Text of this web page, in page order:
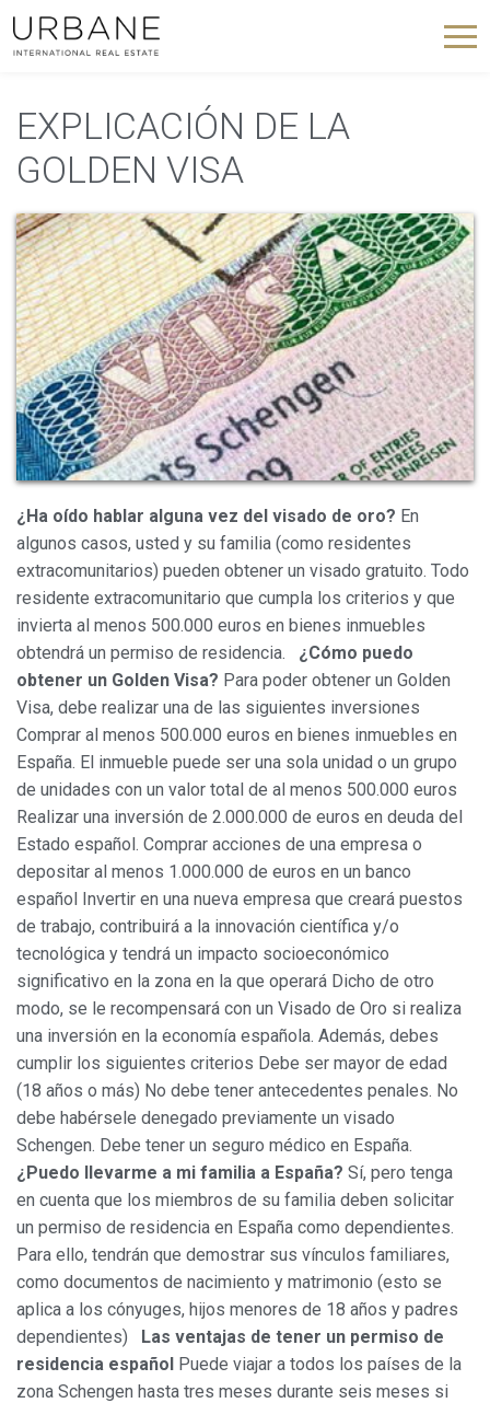
EXPLICACIÓN DE LA
GOLDEN VISA
¿Ha oído hablar alguna vez del visado de oro? En
algunos casos, usted y su familia (como residentes
extracomunitarios) pueden obtener un visado gratuito. Todo
residente extracomunitario que cumpla los criterios y que
invierta al menos 500.000 euros en bienes inmuebles
obtendrá un permiso de residencia. ¿Cómo puedo
obtener un Golden Visa? Para poder obtener un Golden
Visa, debe realizar una de las siguientes inversiones
Comprar al menos 500.000 euros en bienes inmuebles en
España. El inmueble puede ser una sola unidad o un grupo
de unidades con un valor total de al menos 500.000 euros
Realizar una inversión de 2.000.000 de euros en deuda del
Estado español. Comprar acciones de una empresa o
depositar al menos 1.000.000 de euros en un banco
español Invertir en una nueva empresa que creará puestos
de trabajo, contribuirá a la innovación científica y/o
tecnológica y tendrá un impacto socioeconómico
significativo en la zona en la que operará Dicho de otro
modo, se le recompensará con un Visado de Oro si realiza
una inversión en la economía española. Además, debes
cumplir los siguientes criterios Debe ser mayor de edad
(18 años o más) No debe tener antecedentes penales. No
debe habérsele denegado previamente un visado
Schengen. Debe tener un seguro médico en España.
¿Puedo llevarme a mi familia a España? Sí, pero tenga
en cuenta que los miembros de su familia deben solicitar
un permiso de residencia en España como dependientes.
Para ello, tendrán que demostrar sus vínculos familiares,
como documentos de nacimiento y matrimonio (esto se
aplica a los cónyuges, hijos menores de 18 años y padres
dependientes) Las ventajas de tener un permiso de
residencia español Puede viajar a todos los países de la
zona Schengen hasta tres meses durante seis meses si
Modificar cookies
Técnicas y funcionales
Siempre activas
Este sitio web utiliza Cookies propias para recopilar
información con la finalidad de mejorar nuestros servicios.
Si continua navegando, supone la aceptación de la
instalación de las mismas. El usuario tiene la posibilidad
de configurar su navegador pudiendo, si así lo desea,
impedir que sean instaladas en su disco duro, aunque
deberá tener en cuenta que dicha acción podrá ocasionar
dificultades de navegación de la página web.
Analíticas y personalización
Permiten realizar el seguimiento y análisis del
comportamiento de los usuarios de este sitio web. La
información recogida mediante este tipo de cookies se
utiliza en la medición de la actividad de la web para la
elaboración de perfiles de navegación de los usuarios con
el fin de introducir mejoras en función del análisis de los
datos de uso que hacen los usuarios del servicio. Permiten
guardar la información de preferencia del usuario para
mejorar la calidad de nuestros servicios y para ofrecer una
mejor experiencia a través de productos recomendados.
Marketing y publicidad
Estas cookies son utilizadas para almacenar información
sobre las preferencias y elecciones personales del usuario
a través de la observación continuada de sus hábitos de
navegación. Gracias a ellas, podemos conocer los hábitos
de navegación en el sitio web y mostrar publicidad
relacionada con el perfil de navegación del usuario.